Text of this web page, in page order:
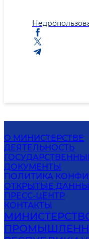
О МИНИСТЕРСТВЕ
ДЕЯТЕЛЬНОСТЬ
ДОКУМЕНТЫ
ПОЛИТИКА
ОТКРЫТЫЕ
ПРЕСС-ЦЕНТР
КОНТАКТЫ